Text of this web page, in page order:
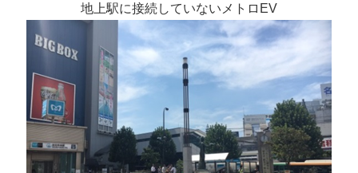
地上駅に接続していないメトロEV